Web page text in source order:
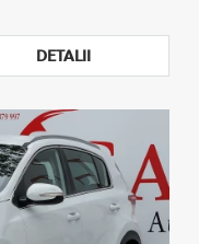
DETALII